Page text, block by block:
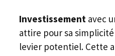
Investissement avec
attire pour sa simplicité
levier potentiel. Cette